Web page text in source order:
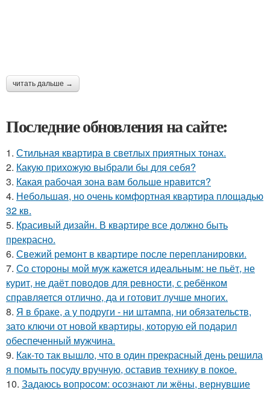
читать дальше →
Последние обновления на сайте:
1. Стильная квартира в светлых приятных тонах.
2. Какую прихожую выбрали бы для себя?
3. Какая рабочая зона вам больше нравится?
4. Небольшая, но очень комфортная квартира площадью
32 кв.
5. Красивый дизайн. В квартире все должно быть
прекрасно.
6. Свежий ремонт в квартире после перепланировки.
7. Со стороны мой муж кажется идеальным: не пьёт, не
курит, не даёт поводов для ревности, с ребёнком
справляется отлично, да и готовит лучше многих.
8. Я в браке, а у подруги - ни штампа, ни обязательств,
зато ключи от новой квартиры, которую ей подарил
обеспеченный мужчина.
9. Как-то так вышло, что в один прекрасный день решила
я помыть посуду вручную, оставив технику в покое.
10. Задаюсь вопросом: осознают ли жёны, вернувшие